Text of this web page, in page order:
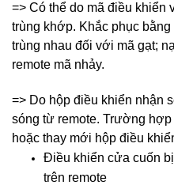
=> Có thể do mã điều khiển
trùng khớp. Khắc phục
trùng nhau đối với mã gạt;
remote mã nhảy.
=> Do hộp điều khiển nhận
sóng từ remote. Trường
hoặc thay mới hộp điều
Điều khiển cửa cuốn
trên remote